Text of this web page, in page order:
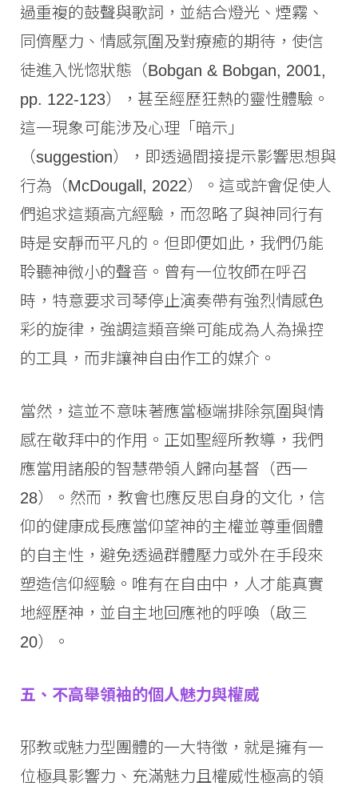
過重複的鼓聲與歌詞，並結合燈光、煙霧、
同儕壓力、情感氛圍及對療癒的期待，使信
徒進入恍惚狀態（Bobgan & Bobgan, 2001,
pp. 122-123），甚至經歷狂熱的靈性體驗。
這一現象可能涉及心理「暗示」
（suggestion），即透過間接提示影響思想與
行為（McDougall, 2022）。這或許會促使人
們追求這類高亢經驗，而忽略了與神同行有
時是安靜而平凡的。但即便如此，我們仍能
聆聽神微小的聲音。曾有一位牧師在呼召
時，特意要求司琴停止演奏帶有強烈情感色
彩的旋律，強調這類音樂可能成為人為操控
的工具，而非讓神自由作工的媒介。
當然，這並不意味著應當極端排除氛圍與情
感在敬拜中的作用。正如聖經所教導，我們
應當用諸般的智慧帶領人歸向基督（西一
28）。然而，教會也應反思自身的文化，信
仰的健康成長應當仰望神的主權並尊重個體
的自主性，避免透過群體壓力或外在手段來
塑造信仰經驗。唯有在自由中，人才能真實
地經歷神，並自主地回應祂的呼喚（啟三
20）。
五、 不高舉領袖的個人魅力與權威
邪教或魅力型團體的一大特徵，就是擁有一
位極具影響力、充滿魅力且權威性極高的領